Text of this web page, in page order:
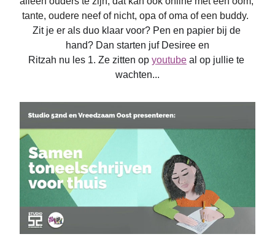
Zit je er als duo klaar voor? Pen en papier bij de
hand? Dan starten juf Desiree en
Ritzah nu les 1. Ze zitten op youtube al op jullie te
wachten...